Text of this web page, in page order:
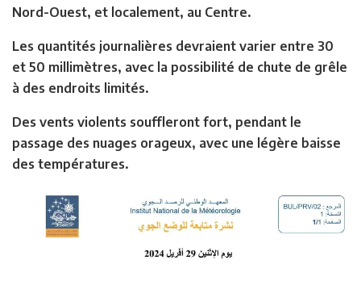
Nord-Ouest, et localement, au Centre.
Les quantités journalières devraient varier entre 30
et 50 millimètres, avec la possibilité de chute de grêle
à des endroits limités.
Des vents violents souffleront fort, pendant le
passage des nuages orageux, avec une légère baisse
des températures.